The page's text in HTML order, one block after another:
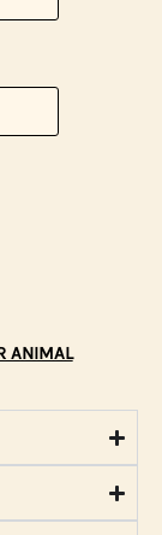
ANIMAL